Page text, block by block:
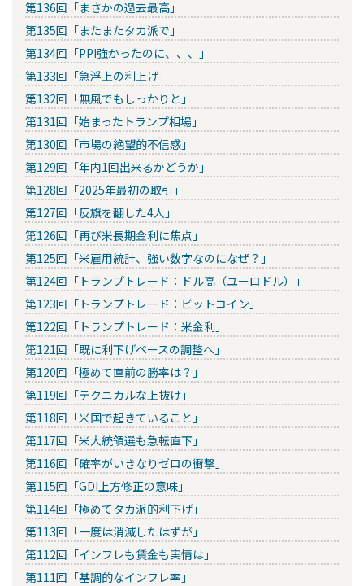
第136回「まさかの過去最高」
第135回「またまたタカ派で」
第134回「PPI強かったのに、、、」
第133回「急浮上の利上げ」
第132回「無風でもしっかりと」
第131回「始まったトランプ相場」
第130回「市場の絶望的不信感」
第129回「年内1回出来るかどうか」
第128回「2025年最初の取引」
第127回「反旗を翻した4人」
第126回「再び米長期金利に焦点」
第125回「米雇用統計、強い数字なのになぜ？」
第124回「トランプトレード：ドル高（ユーロドル）」
第123回「トランプトレード：ビットコイン」
第122回「トランプトレード：米金利」
第121回「既に利下げペースの調整へ」
第120回「極めて直前の勝率は？」
第119回「テクニカルな上抜け」
第118回「米国で起きていること」
第117回「米大統領選も急転直下」
第116回「確率がいきなりゼロの衝撃」
第115回「GDI上方修正の意味」
第114回「極めてタカ派的利下げ」
第113回「一度は消滅したはずが」
第112回「インフレも賃金も実情は」
第111回「基調的なインフレ率」